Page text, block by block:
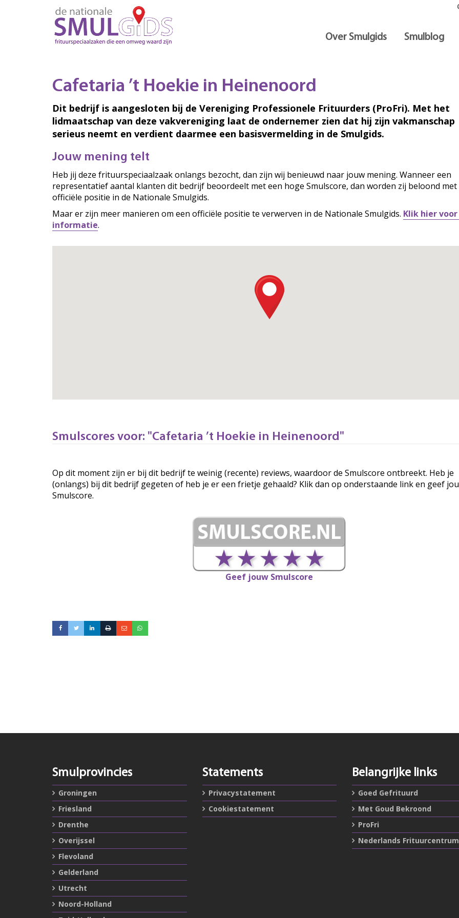
Over Smulgids Smulblog
Cafetaria ’t Hoekie in Heinenoord
Dit bedrijf is aangesloten bij de Vereniging Professionele Frituurders (ProFri). Met het
lidmaatschap van deze vakvereniging laat de ondernemer zien dat hij zijn vakmanschap
serieus neemt en verdient daarmee een basisvermelding in de Smulgids.
Jouw mening telt
Heb jij deze frituurspeciaalzaak onlangs bezocht, dan zijn wij benieuwd naar jouw mening. Wanneer een
representatief aantal klanten dit bedrijf beoordeelt met een hoge Smulscore, dan worden zij beloond met
officiële positie in de Nationale Smulgids.
Maar er zijn meer manieren om een officiële positie te verwerven in de Nationale Smulgids. Klik hier
informatie.
Smulscores voor: "Cafetaria ’t Hoekie in Heinenoord"
Op dit moment zijn er bij dit bedrijf te weinig (recente) reviews, waardoor de Smulscore ontbreekt. Heb je
(onlangs) bij dit bedrijf gegeten of heb je er een frietje gehaald? Klik dan op onderstaande link en geef
Smulscore.
Geef jouw Smulscore
Smulprovincies
Groningen
Friesland
Drenthe
Overijssel
Flevoland
Gelderland
Utrecht
Noord-Holland
Statements
Privacystatement
Cookiestatement
Belangrijke links
Goed Gefrituurd
Met Goud Bekroond
ProFri
Nederlands Frituurcentrum